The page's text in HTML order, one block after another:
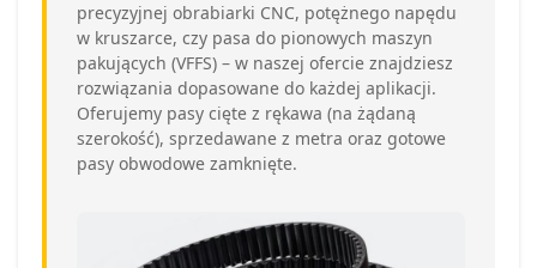
precyzyjnej obrabiarki CNC, potężnego napędu
w kruszarce, czy pasa do pionowych maszyn
pakujących (VFFS) – w naszej ofercie znajdziesz
rozwiązania dopasowane do każdej aplikacji.
Oferujemy pasy cięte z rękawa (na żądaną
szerokość), sprzedawane z metra oraz gotowe
pasy obwodowe zamknięte.